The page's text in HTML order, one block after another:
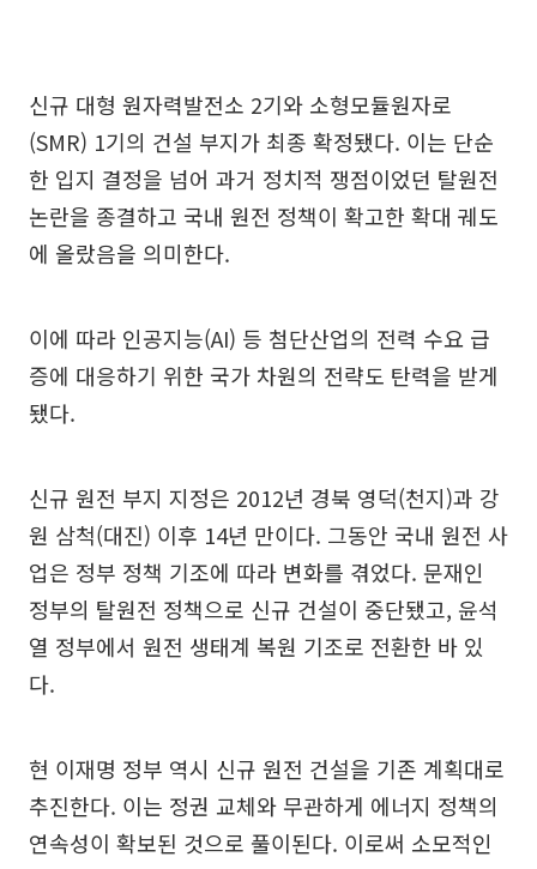
신규 대형 원자력발전소 2기와 소형모듈원자로
(SMR) 1기의 건설 부지가 최종 확정됐다. 이는 단순
한 입지 결정을 넘어 과거 정치적 쟁점이었던 탈원전
논란을 종결하고 국내 원전 정책이 확고한 확대 궤도
에 올랐음을 의미한다.
이에 따라 인공지능(AI) 등 첨단산업의 전력 수요 급
증에 대응하기 위한 국가 차원의 전략도 탄력을 받게
됐다.
신규 원전 부지 지정은 2012년 경북 영덕(천지)과 강
원 삼척(대진) 이후 14년 만이다. 그동안 국내 원전 사
업은 정부 정책 기조에 따라 변화를 겪었다. 문재인
정부의 탈원전 정책으로 신규 건설이 중단됐고, 윤석
열 정부에서 원전 생태계 복원 기조로 전환한 바 있
다.
현 이재명 정부 역시 신규 원전 건설을 기존 계획대로
추진한다. 이는 정권 교체와 무관하게 에너지 정책의
연속성이 확보된 것으로 풀이된다. 이로써 소모적인